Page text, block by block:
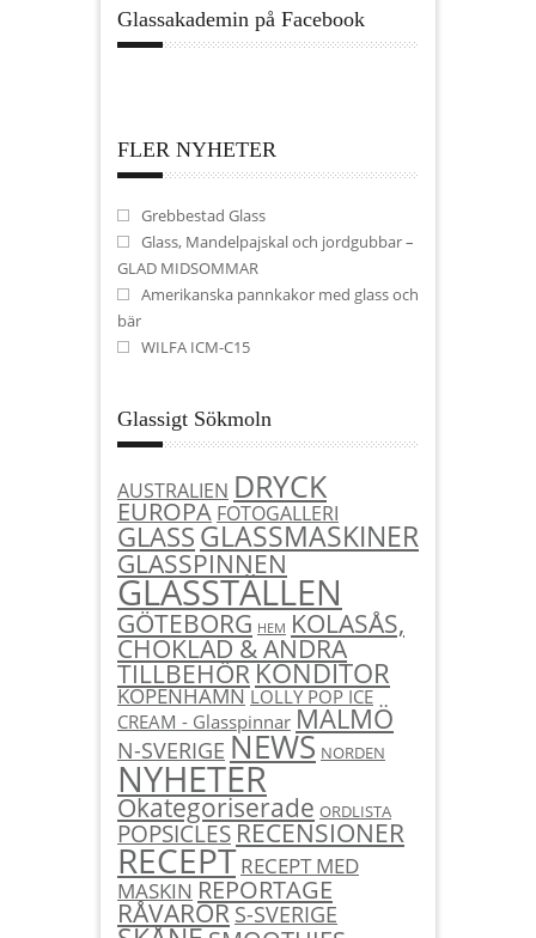
Glassakademin på Facebook
FLER NYHETER
Grebbestad Glass
Glass, Mandelpajskal och jordgubbar –
GLAD MIDSOMMAR
Amerikanska pannkakor med glass och
bär
WILFA ICM-C15
Glassigt Sökmoln
AUSTRALIEN DRYCK
EUROPA FOTOGALLERI
GLASSGLASSMASKINER
GLASSPINNEN
GLASSTÄLLEN
GÖTEBORG HEM KOLASÅS,
CHOKLAD & ANDRA
TILLBEHÖRKONDITOR
KÖPENHAMN LOLLY POP ICE
CREAM - Glasspinnar MALMÖ
N-SVERIGE NEWS NORDEN
NYHETER
Okategoriserade ORDLISTA
POPSICLESRECENSIONER
RECEPT RECEPT MED
MASKIN REPORTAGE
RÅVARORS-SVERIGE